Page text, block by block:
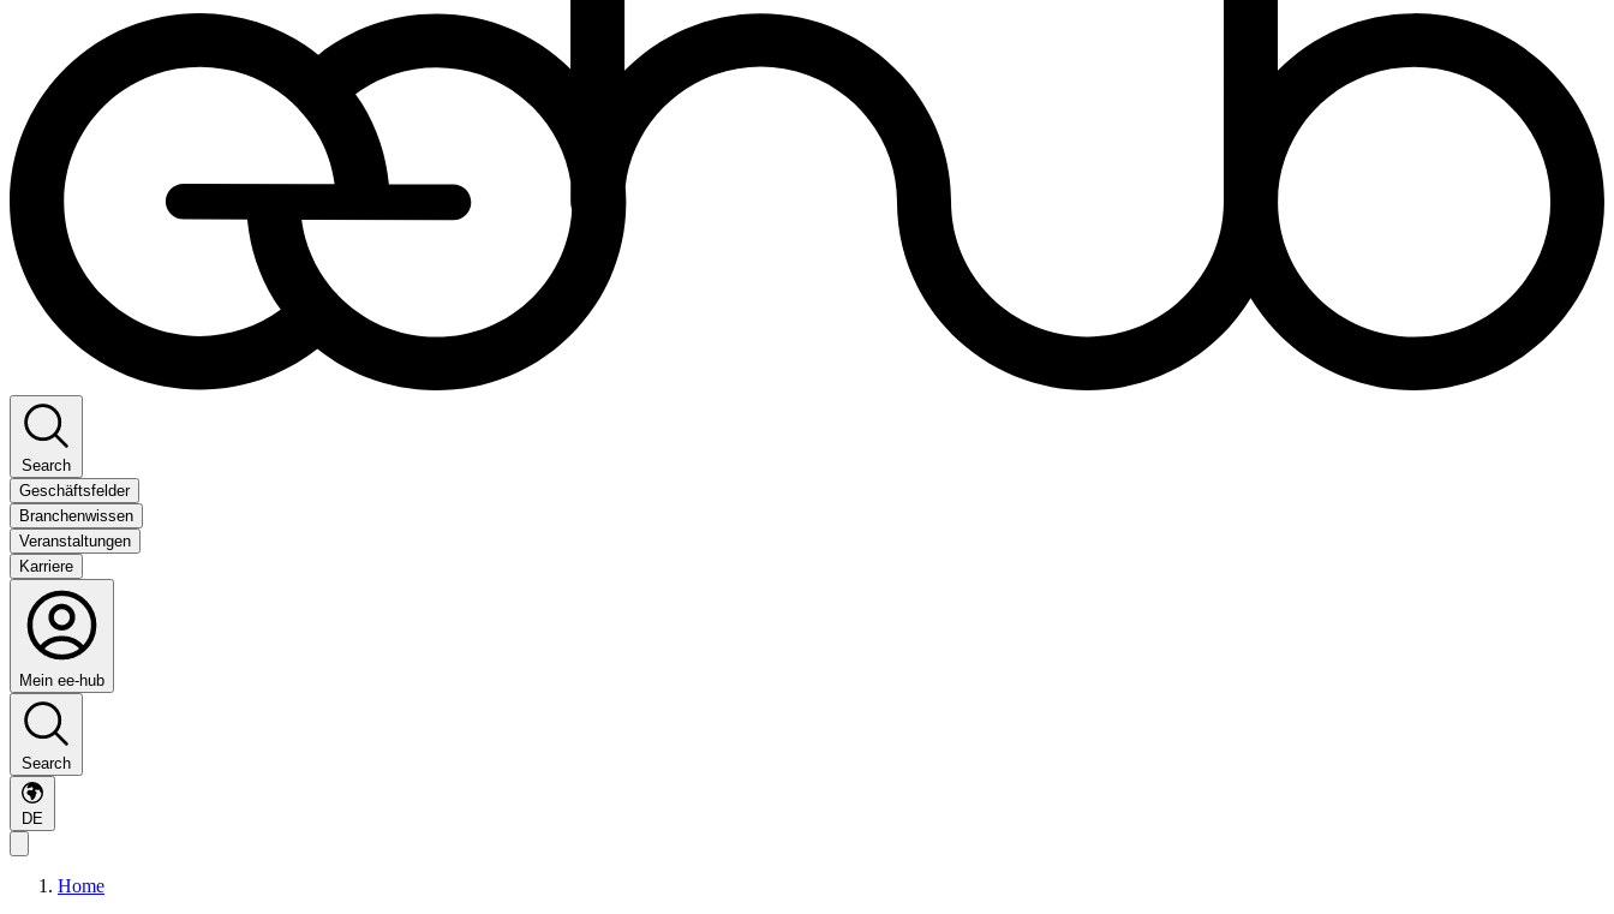
Search
Geschäftsfelder
Branchenwissen
Veranstaltungen
Karriere
Mein ee-hub
Search
DE
Home